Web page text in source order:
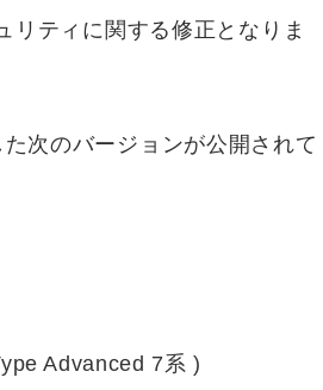
ティに関する修正となりま
次のバージョンが公開されて
Advanced 7系 )